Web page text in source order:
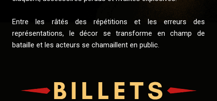
Entre les râtés des répétitions et les erreurs des
représentations, le décor se transforme en champ de
bataille et les acteurs se chamaillent en public.